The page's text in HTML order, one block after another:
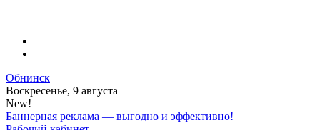
Обнинск
Воскресенье, 9 августа
New!
Баннерная реклама — выгодно и эффективно!